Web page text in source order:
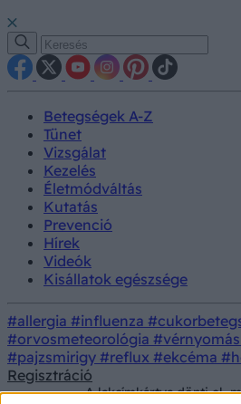
Betegségek A-Z
Tünet
Vizsgálat
Kezelés
Életmódváltás
Kutatás
Prevenció
Hírek
Videók
Kisállatok egészsége
#allergia #influenza
#orvosmeteorológia #vérnyomás
#pajzsmirigy #reflux #ekcéma
Regisztráció
A lakcímkártya dönti el,